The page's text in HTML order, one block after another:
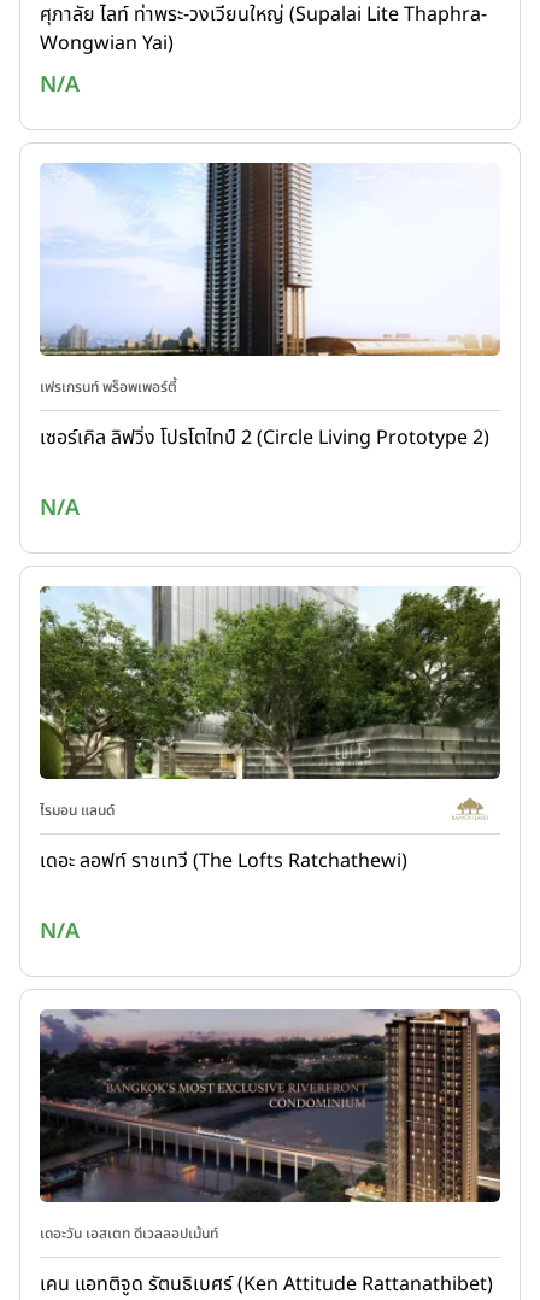
ศุภาลัย ไลท์ ท่าพระ-วงเวียนใหญ่ (Supalai Lite Thaphra-
Wongwian Yai)
N/A
เฟรเกรนท์ พร็อพเพอร์ตี้
เซอร์เคิล ลิฟวิ่ง โปรโตไทป์ 2 (Circle Living Prototype 2)
N/A
ไรมอน แลนด์
เดอะ ลอฟท์ ราชเทวี (The Lofts Ratchathewi)
N/A
เดอะวัน เอสเตท ดีเวลลอปเม้นท์
เคน แอทติจูด รัตนธิเบศร์ (Ken Attitude Rattanathibet)